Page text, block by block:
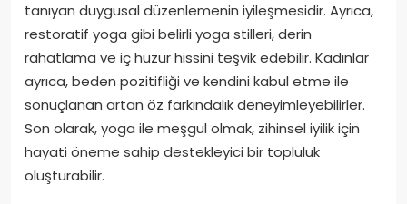
tanıyan duygusal düzenlemenin iyileşmesidir. Ayrıca,
restoratif yoga gibi belirli yoga stilleri, derin
rahatlama ve iç huzur hissini teşvik edebilir. Kadınlar
ayrıca, beden pozitifliği ve kendini kabul etme ile
sonuçlanan artan öz farkındalık deneyimleyebilirler.
Son olarak, yoga ile meşgul olmak, zihinsel iyilik için
hayati öneme sahip destekleyici bir topluluk
oluşturabilir.